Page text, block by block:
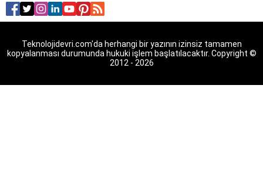
D301 modem kopma sorunu
nasıl giderilir? Tenda D301
gerçekleştirilebilmesi...
Teknolojidevri.com'da herhangi bir yazının izinsiz tamamen
kopyalanması durumunda hukuki işlem başlatılacaktır. Copyright ©
2012 - 2026